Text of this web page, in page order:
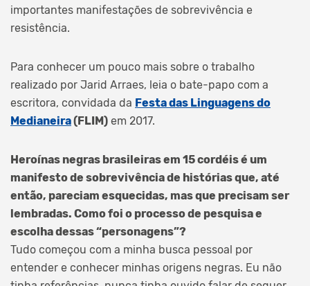
importantes manifestações de sobrevivência e
resistência.
Para conhecer um pouco mais sobre o trabalho
realizado por Jarid Arraes, leia o bate-papo com a
escritora, convidada da Festa das Linguagens do
Medianeira(FLIM) em 2017.
Heroínas negras brasileiras em 15 cordéis é um
manifesto de sobrevivência de histórias que, até
então, pareciam esquecidas, mas que precisam ser
lembradas. Como foi o processo de pesquisa e
escolha dessas “personagens”?
Tudo começou com a minha busca pessoal por
entender e conhecer minhas origens negras. Eu não